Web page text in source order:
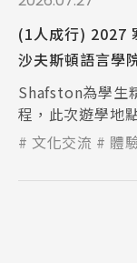
(1人成行) 2027
沙夫斯頓語言學
Shafston為學生
程，此次遊學地
區！文化交流 體